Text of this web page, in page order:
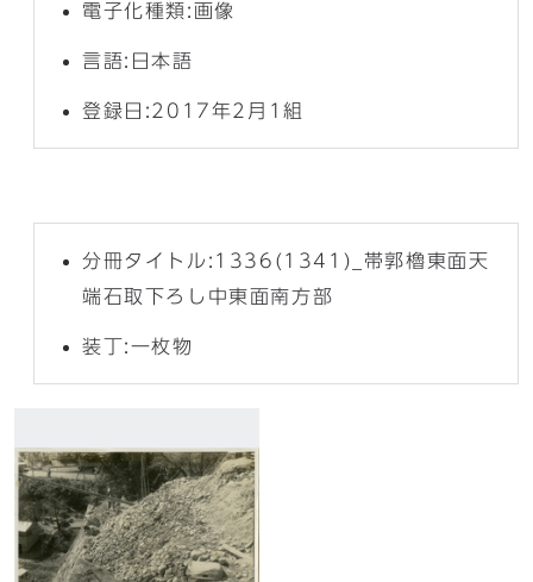
電子化種類:画像
言語:日本語
登録日:2017年2月1組
分冊タイトル:1336(1341)_帯郭櫓東面天
端石取下ろし中東面南方部
装丁:一枚物